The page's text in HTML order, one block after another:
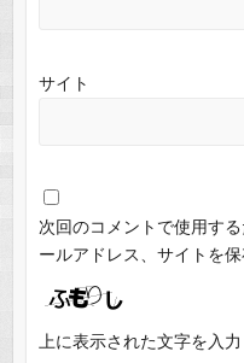
サイト
次回のコメントで使用す
ールアドレス、サイトを保
上に表示された文字を入力